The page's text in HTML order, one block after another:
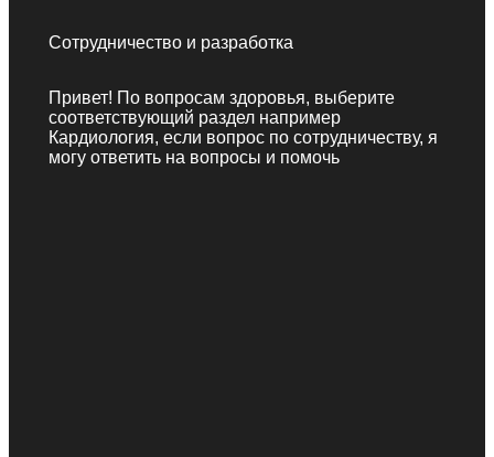
Сотрудничество и разработка
Привет! По вопросам здоровья, выберите
соответствующий раздел например
Кардиология, если вопрос по сотрудничеству, я
могу ответить на вопросы и помочь